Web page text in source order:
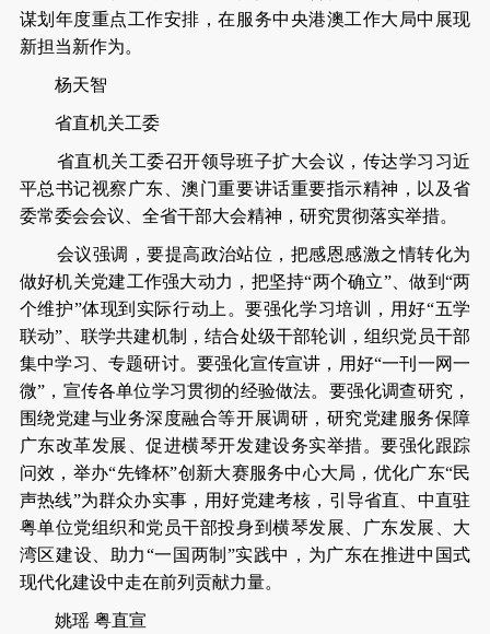
谋划年度重点工作安排，在服务中央港澳工作大局中展现
新担当新作为。
杨天智
省直机关工委
省直机关工委召开领导班子扩大会议，传达学习习近
平总书记视察广东、澳门重要讲话重要指示精神，以及省
委常委会会议、全省干部大会精神，研究贯彻落实举措。
会议强调，要提高政治站位，把感恩感激之情转化为
做好机关党建工作强大动力，把坚持“两个确立”、做到“两
个维护”体现到实际行动上。要强化学习培训，用好“五学
联动”、联学共建机制，结合处级干部轮训，组织党员干部
集中学习、专题研讨。要强化宣传宣讲，用好“一刊一网一
微”，宣传各单位学习贯彻的经验做法。要强化调查研究，
围绕党建与业务深度融合等开展调研，研究党建服务保障
广东改革发展、促进横琴开发建设务实举措。要强化跟踪
问效，举办“先锋杯”创新大赛服务中心大局，优化广东“民
声热线”为群众办实事，用好党建考核，引导省直、中直驻
粤单位党组织和党员干部投身到横琴发展、广东发展、大
湾区建设、助力“一国两制”实践中，为广东在推进中国式
现代化建设中走在前列贡献力量。
姚瑶 粤直宣